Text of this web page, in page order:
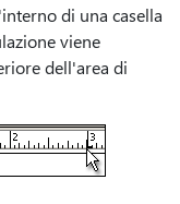
di una casella
viene
dell'area di